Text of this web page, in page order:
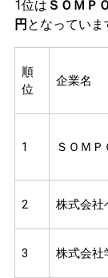
1位は ＳＯＭＰ
円 となっていま
順
位
企業名
1 ＳＯＭ
2 株式会社
3 株式会社